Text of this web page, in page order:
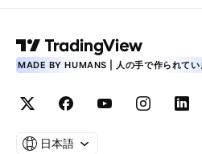
MADE BY HUMANS | 人の手で作られてい
日本語